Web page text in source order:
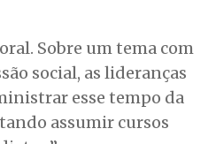
Sobre um tema com
social, as lideranças
esse tempo da
assumir cursos